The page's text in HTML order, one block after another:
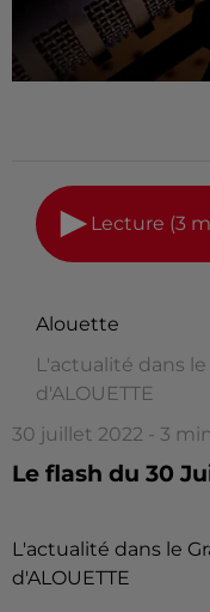
Lecture (3
Alouette
L'actualité dans
d'ALOUETTE
30 juillet 2022 - 3 min
Le flash du 30
L'actualité dans le
d'ALOUETTE